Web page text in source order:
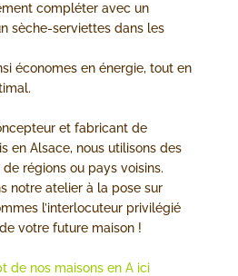
compléter avec un
sèche-serviettes dans les
économes en énergie, tout en
et fabricant de
en Alsace, nous utilisons des
régions ou pays voisins.
notre atelier à la pose sur
l’interlocuteur privilégié
votre future maison !
de nos maisons en A ici